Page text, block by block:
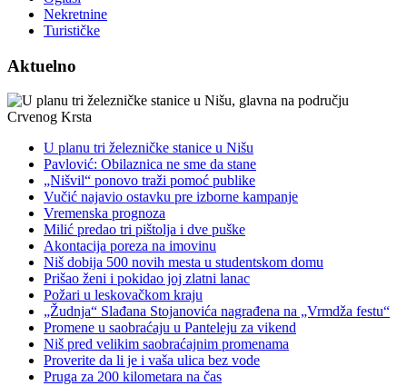
Nekretnine
Turističke
Aktuelno
U planu tri železničke stanice u Nišu
Pavlović: Obilaznica ne sme da stane
„Nišvil“ ponovo traži pomoć publike
Vučić najavio ostavku pre izborne kampanje
Vremenska prognoza
Milić predao tri pištolja i dve puške
Akontacija poreza na imovinu
Niš dobija 500 novih mesta u studentskom domu
Prišao ženi i pokidao joj zlatni lanac
Požari u leskovačkom kraju
„Žudnja“ Slađana Stojanovića nagrađena na „Vrmdža festu“
Promene u saobraćaju u Panteleju za vikend
Niš pred velikim saobraćajnim promenama
Proverite da li je i vaša ulica bez vode
Pruga za 200 kilometara na čas